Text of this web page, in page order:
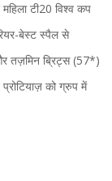
टी20 विश्व कप
बेस्ट स्पैल से
तज़मिन ब्रिट्स (57*)
को ग्रुप में